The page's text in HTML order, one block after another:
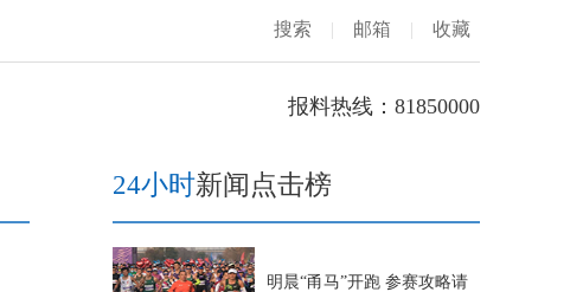
搜索 | 邮箱 | 收藏
报料热线：81850000
24小时新闻点击榜
明晨“甬马”开跑 参赛攻略请